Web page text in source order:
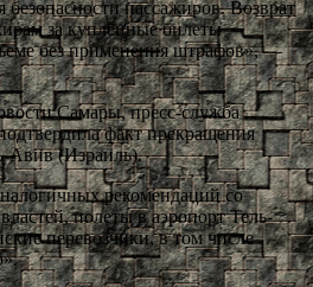
пассажиров. Возврат
за купленные билеты
без применения штрафов», —
Самары, пресс-служба
факт прекращения
Авив (Израиль).
рекомендаций со
полеты в аэропорт Тель-
перевозчики, в том числе